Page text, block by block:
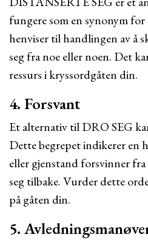
fungere som en synonym
henviser til handlingen av å
seg fra noe eller noen. Det
ressurs i kryssordgåten din.
4. Forsvant
Et alternativ til DRO SEG
Dette begrepet indikerer en
eller gjenstand forsvinner
seg tilbake. Vurder dette
på gåten din.
5.